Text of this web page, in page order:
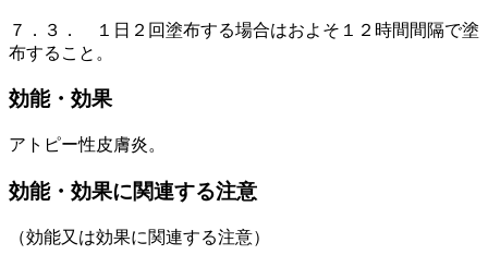
７．３． １日２回塗布する場合はおよそ１２時間間隔で塗
布すること。
効能・効果
アトピー性皮膚炎。
効能・効果に関連する注意
（効能又は効果に関連する注意）